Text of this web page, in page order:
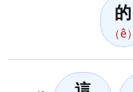
的
（ê）